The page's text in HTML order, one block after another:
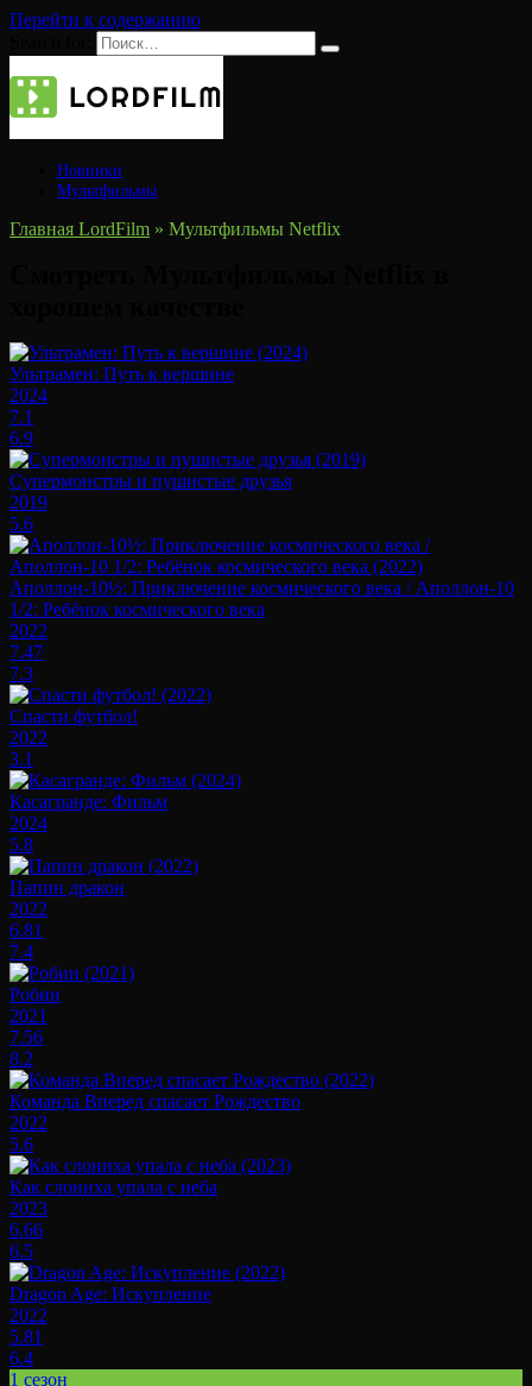
Перейти к содержанию
Новинки
Мультфильмы
Главная LordFilm » Мультфильмы Netflix
Ультрамен: Путь к вершине
2024
7.1
6.9
Супермонстры и пушистые друзья
2019
5.6
Аполлон-10½: Приключение космического века / Аполлон-10
1/2: Ребёнок космического века
2022
7.47
7.3
Спасти футбол!
2022
3.1
Касагранде: Фильм
2024
5.8
Папин дракон
2022
6.81
7.4
Робин
2021
7.56
8.2
Команда Вперед спасает Рождество
2022
5.6
Как слониха упала с неба
2023
6.66
6.5
Dragon Age: Искупление
2022
5.81
6.4
1 сезон